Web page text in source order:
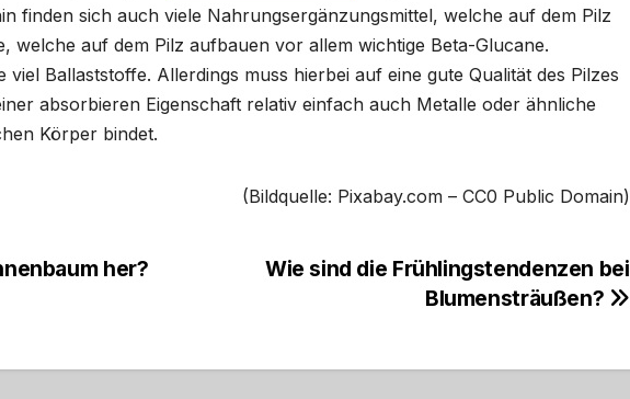
finden sich auch viele Nahrungsergänzungsmittel, welche auf dem Pilz
welche auf dem Pilz aufbauen vor allem wichtige Beta-Glucane.
Ballaststoffe. Allerdings muss hierbei auf eine gute Qualität des Pilzes
absorbieren Eigenschaft relativ einfach auch Metalle oder ähnliche
Körper bindet.
(Bildquelle: Pixabay.com – CC0 Public Domain)
Wie sind die Frühlingstendenzen bei
Blumensträußen?
her?